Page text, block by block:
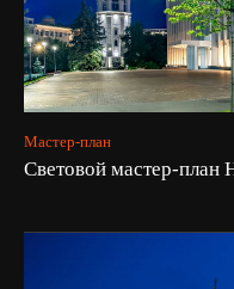
Мастер-план
Световой мастер-план